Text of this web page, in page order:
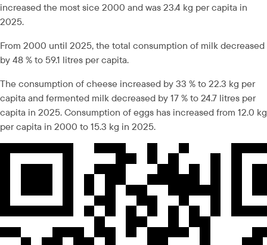
increased the most sice 2000 and was 23.4 kg per capita in
2025.
From 2000 until 2025, the total consumption of milk decreased
by 48 % to 59.1 litres per capita.
The consumption of cheese increased by 33 % to 22.3 kg per
capita and fermented milk decreased by 17 % to 24.7 litres per
capita in 2025. Consumption of eggs has increased from 12.0 kg
per capita in 2000 to 15.3 kg in 2025.